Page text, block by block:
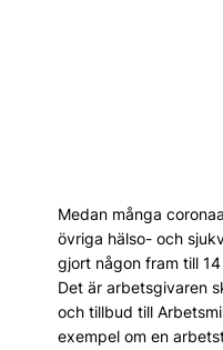
Medan många
övriga hälso- och
gjort någon fram till 14
Det är arbetsgivaren
och tillbud till
exempel om en